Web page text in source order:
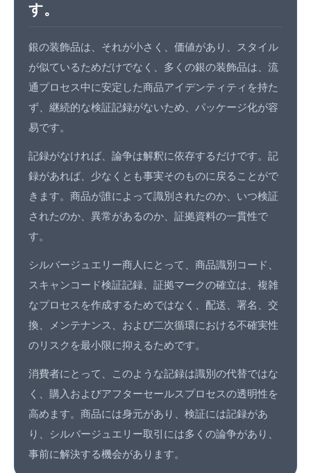
す。
銀の装飾品は、それが小さく、価値があり、スタイル
が似ているためだけでなく、多くの銀の装飾品は、流
通プロセス中に安定した商品アイデンティティを持た
ず、継続的な検証記録がないため、パッケージ化が容
易です。
記録がなければ、論争は解釈に依存するだけです。記
録があれば、少なくとも事実そのものに戻ることがで
きます。商品が誰によって識別されたのか、いつ検証
されたのか、異常があるのか、証拠資料の一貫性で
す。
シルバージュエリー商人にとって、商品識別コード、
スキャンコード検証記録、証拠マークの確立は、複雑
なプロセスを作成するためではなく、配送、署名、交
換、メンテナンス、および二次循環における不確実性
のリスクを最小限に抑えるためです。
消費者にとって、このような記録は識別の代替ではな
く、購入およびアフターセールスプロセスの透明性を
高めます。商品には身元があり、検証には記録があ
り、シルバージュエリー取引には多くの論争があり、
事前に解決する機会があります。